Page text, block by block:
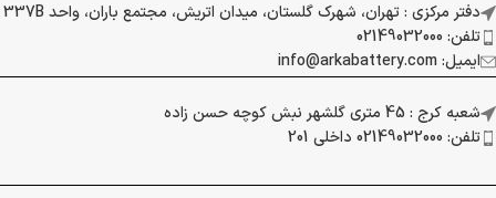
دفتر مرکزی : تهران، شهرک گلستان، میدان اتریش، مجتمع باران، واحد 337B
تلفن: 02149032000
ایمیل: info@arkabattery.com
شعبه کرج : 45 متری گلشهر نبش کوچه حسن زاده
تلفن: 02149032000 داخلی 201